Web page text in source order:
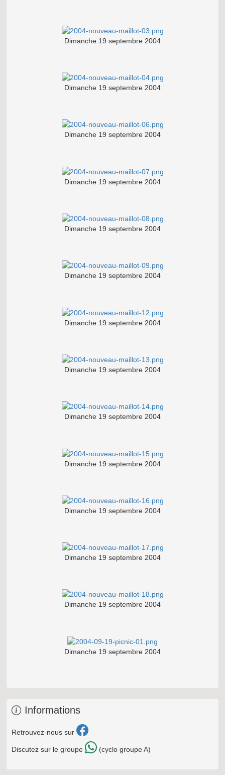
Dimanche 19 septembre 2004
Dimanche 19 septembre 2004
Dimanche 19 septembre 2004
Dimanche 19 septembre 2004
Dimanche 19 septembre 2004
Dimanche 19 septembre 2004
Dimanche 19 septembre 2004
Dimanche 19 septembre 2004
Dimanche 19 septembre 2004
Dimanche 19 septembre 2004
Dimanche 19 septembre 2004
Dimanche 19 septembre 2004
Dimanche 19 septembre 2004
Dimanche 19 septembre 2004
Informations
Retrouvez-nous sur
Discutez sur le groupe (cyclo groupe A)